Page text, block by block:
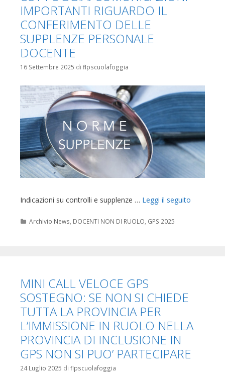
IMPORTANTI RIGUARDO IL
CONFERIMENTO DELLE
SUPPLENZE PERSONALE
DOCENTE
16 Settembre 2025 di flpscuolafoggia
Indicazioni su controlli e supplenze … Leggi il seguito
Categorie
Archivio News DOCENTI NON DI RUOLO GPS 2025
MINI CALL VELOCE GPS
SOSTEGNO: SE NON SI CHIEDE
TUTTA LA PROVINCIA PER
L’IMMISSIONE IN RUOLO NELLA
PROVINCIA DI INCLUSIONE IN
GPS NON SI PUO’ PARTECIPARE
24 Luglio 2025 di flpscuolafoggia